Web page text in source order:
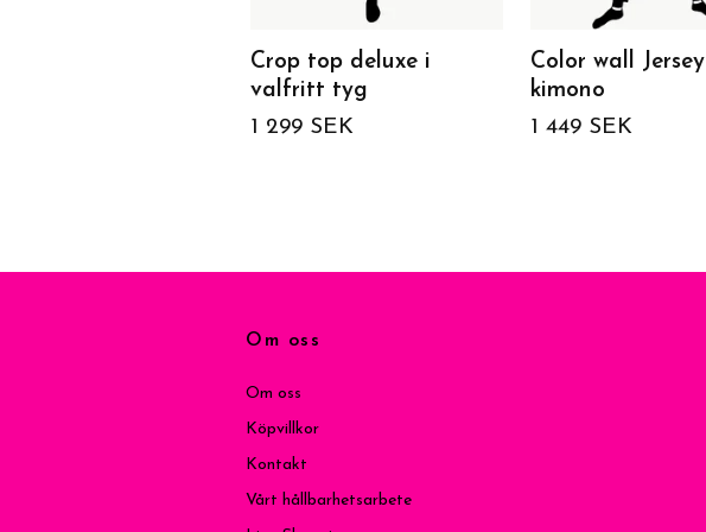
Crop top deluxe i
valfritt tyg
1 299 SEK
Color wall Jersey
kimono
1 449 SEK
Om oss
Om oss
Köpvillkor
Kontakt
Vårt hållbarhetsarbete